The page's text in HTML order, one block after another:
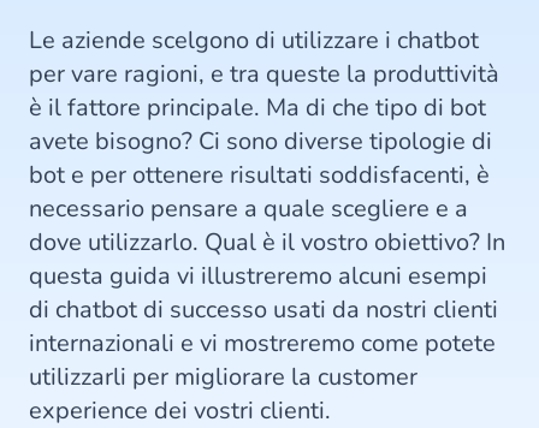
Le aziende scelgono di utilizzare i chatbot
per vare ragioni, e tra queste la produttività
è il fattore principale. Ma di che tipo di bot
avete bisogno? Ci sono diverse tipologie di
bot e per ottenere risultati soddisfacenti, è
necessario pensare a quale scegliere e a
dove utilizzarlo. Qual è il vostro obiettivo? In
questa guida vi illustreremo alcuni esempi
di chatbot di successo usati da nostri clienti
internazionali e vi mostreremo come potete
utilizzarli per migliorare la customer
experience dei vostri clienti.